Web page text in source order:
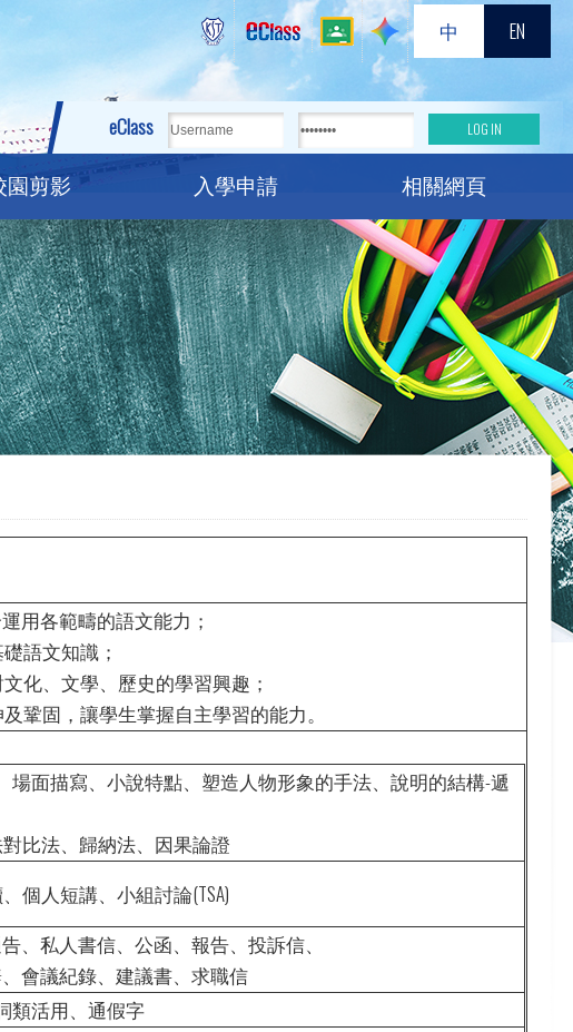
中 EN
eClass
園剪影 入學申請 相關網頁
用各範疇的語文能力；
語文知識；
化、文學、歷史的學習興趣；
鞏固，讓學生掌握自主學習的能力。
面描寫、小說特點、塑造人物形象的手法、說明的結構-遞
比法、歸納法、因果論證
個人短講、小組討論(TSA)
、私人書信、公函、報告、投訴信、
會議紀錄、建議書、求職信
類活用、通假字